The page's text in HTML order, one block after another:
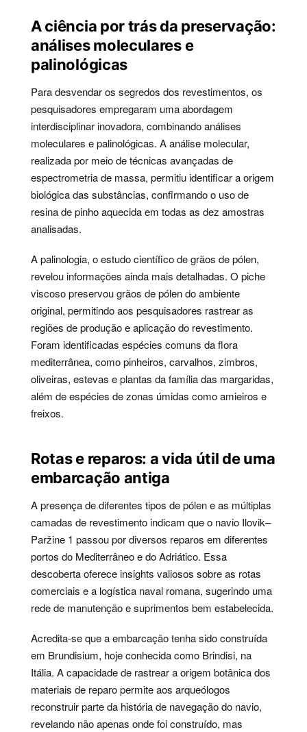
A ciência por trás da preservação:
análises moleculares e
palinológicas
Para desvendar os segredos dos revestimentos, os
pesquisadores empregaram uma abordagem
interdisciplinar inovadora, combinando análises
moleculares e palinológicas. A análise molecular,
realizada por meio de técnicas avançadas de
espectrometria de massa, permitiu identificar a origem
biológica das substâncias, confirmando o uso de
resina de pinho aquecida em todas as dez amostras
analisadas.
A palinologia, o estudo científico de grãos de pólen,
revelou informações ainda mais detalhadas. O piche
viscoso preservou grãos de pólen do ambiente
original, permitindo aos pesquisadores rastrear as
regiões de produção e aplicação do revestimento.
Foram identificadas espécies comuns da flora
mediterrânea, como pinheiros, carvalhos, zimbros,
oliveiras, estevas e plantas da família das margaridas,
além de espécies de zonas úmidas como amieiros e
freixos.
Rotas e reparos: a vida útil de uma
embarcação antiga
A presença de diferentes tipos de pólen e as múltiplas
camadas de revestimento indicam que o navio Ilovik–
Paržine 1 passou por diversos reparos em diferentes
portos do Mediterrâneo e do Adriático. Essa
descoberta oferece insights valiosos sobre as rotas
comerciais e a logística naval romana, sugerindo uma
rede de manutenção e suprimentos bem estabelecida.
Acredita-se que a embarcação tenha sido construída
em Brundisium, hoje conhecida como Brindisi, na
Itália. A capacidade de rastrear a origem botânica dos
materiais de reparo permite aos arqueólogos
reconstruir parte da história de navegação do navio,
revelando não apenas onde foi construído, mas